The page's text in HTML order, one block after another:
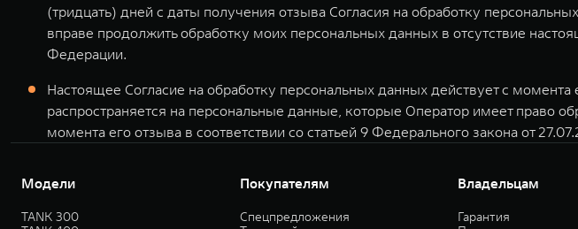
(тридцать) дней с даты получения отзыва Согласия на обработку
вправе продолжить обработку моих персональных данных в отсутствие
Федерации.
Настоящее Согласие на обработку персональных данных действует с
распространяется на персональные данные, которые Оператор имеет право
момента его отзыва в соответствии со статьей 9 Федерального закона от
Модели
TANK 300
Покупателям
Спецпредложения
Владельцам
Гарантия